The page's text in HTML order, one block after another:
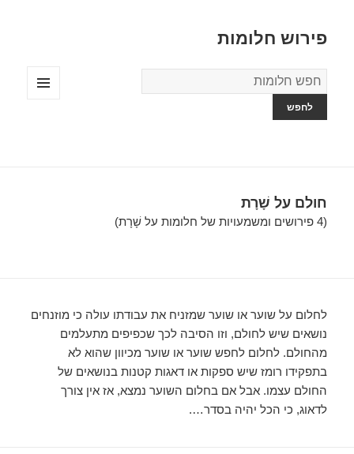
פירוש חלומות
מילון
החלומות
חולם על שָׁרָת
(4 פירושים ומשמעויות של חלומות על שָׁרָת)
לחלום על שוער או שוער שמזניח את עבודתו עולה כי מוזנחים
נושאים שיש לחולם, וזו הסיבה לכך שכפיפים מתעלמים
מהחולם. לחלום לחפש שוער או שוער מכיוון שהוא לא
בתפקידו רומז שיש ספקות או דאגות קטנות בנושאים של
החולם עצמו. אבל אם בחלום השוער נמצא, אז אין צורך
לדאוג, כי הכל יהיה בסדר….